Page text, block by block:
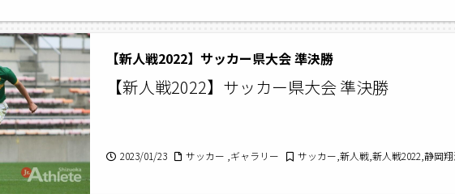
【新人戦2022】サッカー県大会 準決勝
【新人戦2022】サッカー県大会 準決勝
2023/01/23 サッカー ,ギャラリー サッカー,新人戦,新人戦2022,静岡